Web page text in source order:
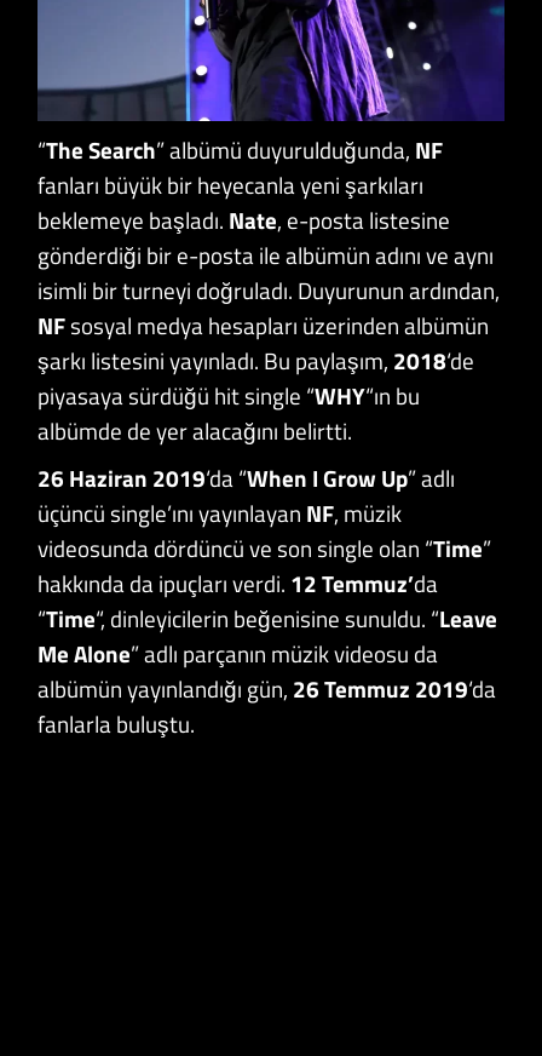
“The Search” albümü duyurulduğunda, NF
fanları büyük bir heyecanla yeni şarkıları
beklemeye başladı. Nate, e-posta listesine
gönderdiği bir e-posta ile albümün adını ve aynı
isimli bir turneyi doğruladı. Duyurunun ardından,
NFsosyal medya hesapları üzerinden albümün
şarkı listesini yayınladı. Bu paylaşım, 2018‘de
piyasaya sürdüğü hit single “WHY“ın bu
albümde de yer alacağını belirtti.
26 Haziran 2019‘da “When I Grow Up” adlı
üçüncü single’ını yayınlayan NF, müzik
videosunda dördüncü ve son single olan “Time”
hakkında da ipuçları verdi. 12 Temmuz’da
“Time“, dinleyicilerin beğenisine sunuldu. “Leave
Me Alone” adlı parçanın müzik videosu da
albümün yayınlandığı gün, 26 Temmuz 2019‘da
fanlarla buluştu.